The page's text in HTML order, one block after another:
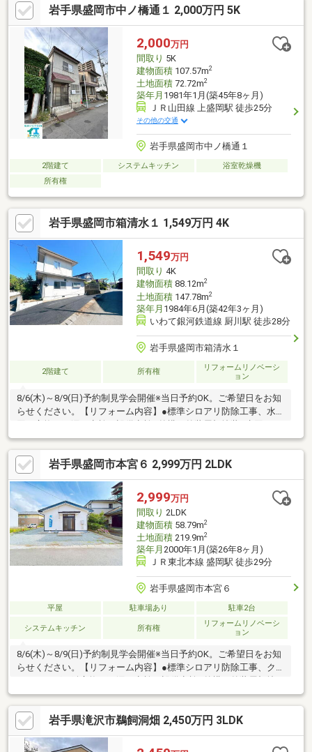
岩手県盛岡市中ノ橋通１ 2,000万円 5K
2,000万円
間取り 5K
建物面積107.57m2
土地面積72.72m2
築年月 1981年1月(築45年8ヶ月)
ＪＲ山田線 上盛岡駅 徒歩25分
その他の交通
岩手県盛岡市中ノ橋通１
2階建て システムキッチン
浴室乾燥機
所有権
岩手県盛岡市箱清水１ 1,549万円 4K
1,549万円
間取り 4K
建物面積88.12m2
土地面積147.78m2
築年月 1984年6月(築42年3ヶ月)
いわて銀河鉄道線 厨川駅 徒歩28分
岩手県盛岡市箱清水１
2階建て 所有権
リフォームリノベーシ
ョン
8/6(木)～8/9(日)予約制見学会開催※当日予約OK。ご希望日をお知
らせください。【リフォーム内容】●標準シロアリ防除工事、水
ステムキッチン交換、ユニットバス交換、トイレ交換、洗面化粧
台交換●内装クロス張替え【おすすめポイント】・本物件は条件
により住宅ローン減税が適用されます。・雨漏り、構造上主要な
部分の欠陥や・腐食、給排水管の故障や漏水についてお引渡しよ
り２年間保証・シロアリ防除工事施工後5年間保証【周辺施設】・
盛岡市緑が丘小学校1500ｍ（徒歩1
岩手県盛岡市本宮６ 2,999万円 2LDK
2,999万円
間取り 2LDK
建物面積58.79m2
土地面積219.9m2
築年月 2000年1月(築26年8ヶ月)
ＪＲ東北本線 盛岡駅 徒歩29分
岩手県盛岡市本宮６
平屋 駐車場あり 駐車2台
システムキッチン 所有権
リフォームリノベーシ
ョン
8/6(木)～8/9(日)予約制見学会開催※当日予約OK。ご希望日をお知
らせください。【リフォーム内容】●標準シロアリ防除工事、ク
装、外壁塗装、植栽剪定●水回りシステムキッチン交換、ユニッ
トバス交換、トイレ交換、洗面化粧台交換●内装クロス張替え
【おすすめポイント】・本物件は条件により住宅ローン減税が適
用されます。・雨漏り、構造上主要な部分の欠陥や・腐食、給排
水管の故障や漏水についてお引渡しより２年間保証・シロアリ防
岩手県滝沢市鵜飼洞畑 2,450万円 3LDK